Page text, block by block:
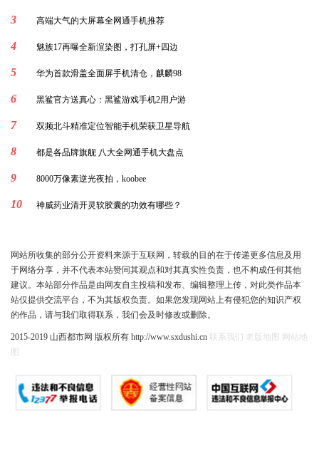
3 高端大气的大屏幕全网通手机推荐
4 魅族17再曝全新渲染图，打孔屏+四边
5 华为首款滑盖全面屏手机清仓，麒麟98
6 黑鲨官方送真心：黑鲨游戏手机2用户游
7 双频北斗精准定位智能手机荣获卫星导航
8 都是各品牌旗舰 八大全网通手机大盘点
9 8000万像素逆光夜拍，koobee
10 神威药业清开灵软胶囊的功效有哪些？
网站所收集的部分公开资料来源于互联网，转载的目的在于传递更多信息及用
于网络分享，并不代表本站赞同其观点和对其真实性负责，也不构成任何其他
建议。本站部分作品是由网友自主投稿和发布、编辑整理上传，对此类作品本
站仅提供交流平台，不为其版权负责。如果您发现网站上有侵犯您的知识产权
的作品，请与我们取得联系，我们会及时修改或删除。
2015-2019 山西都市网 版权所有 http://www.sxdushi.cn 联系我们 老版地图
网站地
图